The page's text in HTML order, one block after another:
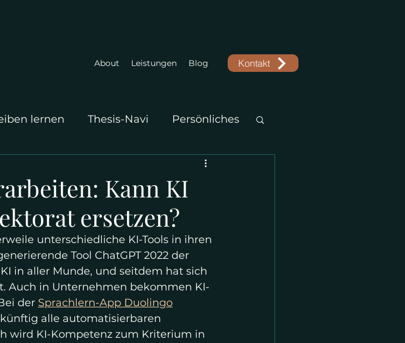
About Leistungen Blog Kontakt
lernen Thesis-Navi Persönliches
Kann KI
ersetzen?
unterschiedliche KI-Tools in ihren
Tool ChatGPT 2022 der
in aller Munde, und seitdem hat sich
Auch in Unternehmen bekommen KI-
der Sprachlern-App Duolingo
alle automatisierbaren
wird KI-Kompetenz zum Kriterium in